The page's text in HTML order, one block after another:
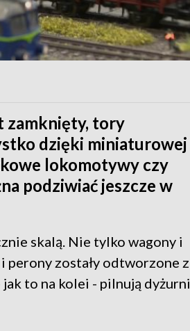
zamknięty, tory
dzięki miniaturowej
lokomotywy czy
podziwiać jeszcze w
skalą. Nie tylko wagony i
perony zostały odtworzone z
jak to na kolei - pilnują dyżurni